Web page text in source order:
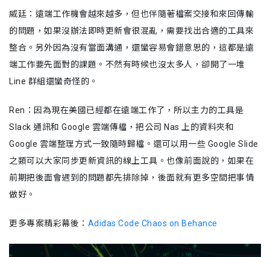
威廷：遠端工作機會越來越多，但也伴隨著檔案交接和來回傳輸
的問題，如果沒辦法即時更新會很混亂，需要找出合適的工具來
整合。另外因為沒有當面溝通，還蠻容易會錯意思的，這都是遠
端工作要先面對的課題。不然有時候也沒太多人，卻開了一堆
Line 群組還蠻奇怪的。
Ren：因為現在美國已經都在遠端工作了，所以主力的工具是
Slack 通訊和 Google 雲端傳檔，把公司 Nas 上的資料夾和
Google 雲端整理方式一致隨時歸檔。還可以用一些 Google Slide
之類可以大家同步更新資訊的線上工具。也像前面說的，如果在
前期把後面會遇到的問題都先排除掉，後面就有更多空間把事情
做好。
更多專案精彩幕後： Adidas Code Chaos on Behance